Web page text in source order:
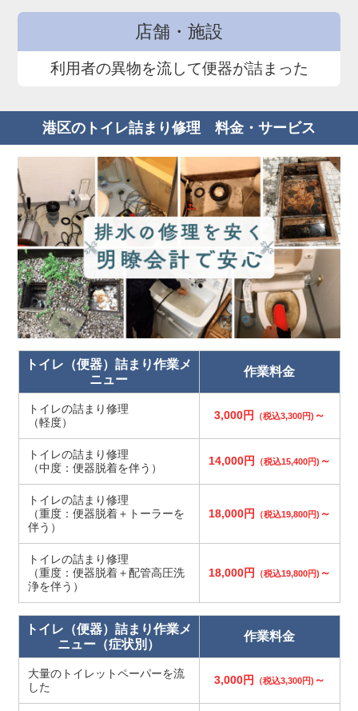
店舗・施設
利用者の異物を流して便器が詰まった
港区のトイレ詰まり修理 料金・サービス
トイレ（便器）詰まり作業メ
ニュー
作業料金
トイレの詰まり修理
（軽度）
3,000円 （税込3,300円) ～
トイレの詰まり修理
（中度：便器脱着を伴う）
14,000円 （税込15,400円) ～
トイレの詰まり修理
（重度：便器脱着＋トーラーを
伴う）
18,000円 （税込19,800円) ～
トイレの詰まり修理
（重度：便器脱着＋配管高圧洗
浄を伴う）
18,000円 （税込19,800円) ～
トイレ（便器）詰まり作業メ
ニュー（症状別）
作業料金
大量のトイレットペーパーを流
した
3,000円 （税込3,300円) ～